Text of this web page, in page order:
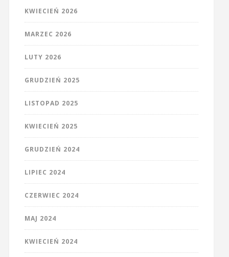
KWIECIEŃ 2026
MARZEC 2026
LUTY 2026
GRUDZIEŃ 2025
LISTOPAD 2025
KWIECIEŃ 2025
GRUDZIEŃ 2024
LIPIEC 2024
CZERWIEC 2024
MAJ 2024
KWIECIEŃ 2024